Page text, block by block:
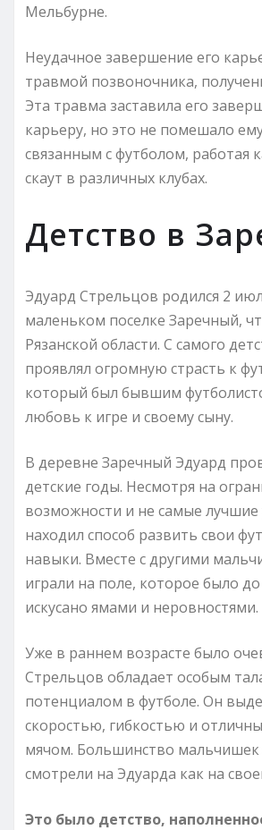
Мельбурне.
Неудачное завершение его
травмой позвоночника,
Эта травма заставила его
карьеру, но это не помешало
связанным с футболом, работая
скаут в различных клубах.
Детство в
Эдуард Стрельцов родился 2
маленьком поселке Заречный,
Рязанской области. С самого
проявлял огромную страсть к
который был бывшим
любовь к игре и своему сыну.
В деревне Заречный Эдуард
детские годы. Несмотря на
возможности и не самые лучшие
находил способ развить свои
навыки. Вместе с другими
играли на поле, которое было до
искусано ямами и неровностями.
Уже в раннем возрасте было
Стрельцов обладает особым
потенциалом в футболе. Он
скоростью, гибкостью и
мячом. Большинство мальчишек
смотрели на Эдуарда как на
Это было детство,